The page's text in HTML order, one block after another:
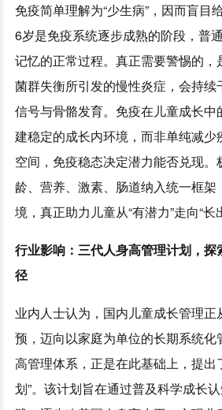
免疫简单理解为“少生病”，因而盲
6岁是免疫系统逐步成熟的阶段，普
记忆的正常过程。真正需要警惕的
菌群失衡所引发的慢性炎症，会持
信号与骨骼发育。免疫在儿童成长中
建稳定的成长内环境，而非单纯减少
空间，免疫稳态决定潜力能否兑现。
龄、营养、激素、肠道纳入统一框
境，真正助力儿童从“有潜力”走向“长
行业影响：三代人身高管理计划，
径
业内人士认为，国内儿童成长管理
预，迈向以家庭为单位的长期系统化
高管理体系，正是在此基础上，提出
划”。该计划旨在通过普及科学成长